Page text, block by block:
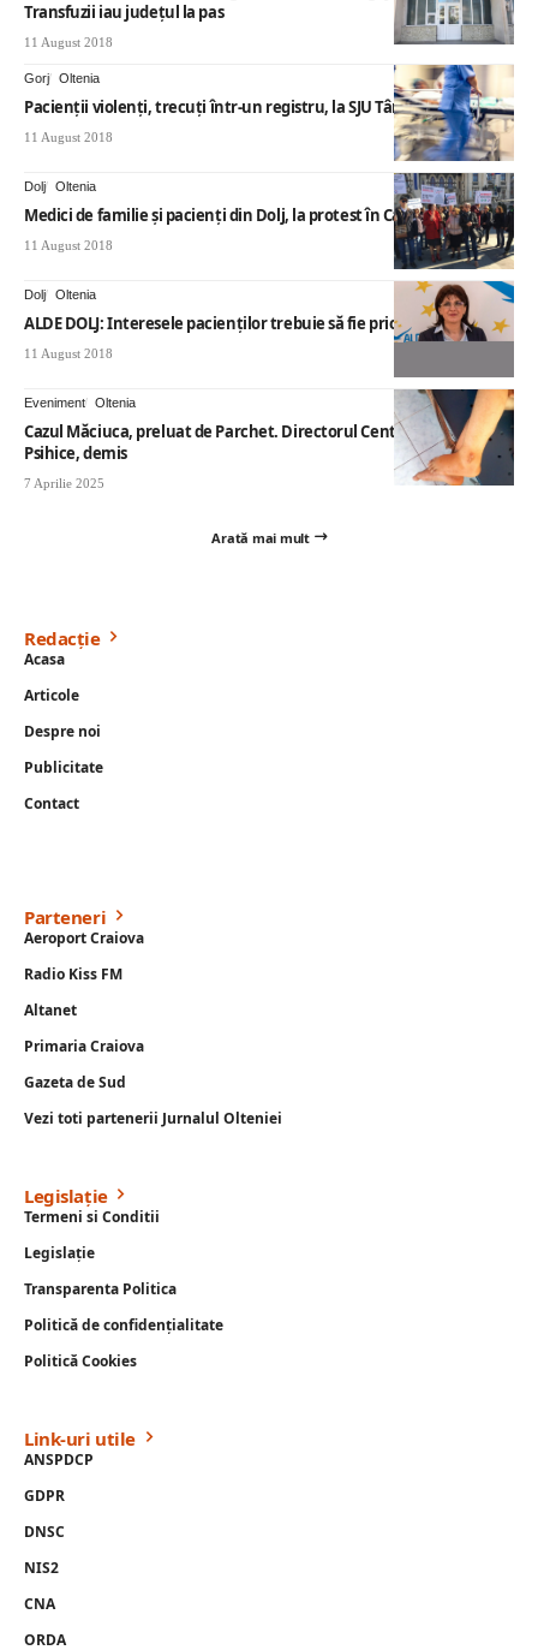
Transfuzii iau județul la pas
11 August 2018
Gorj Oltenia
Pacienţii violenţi, trecuţi într-un registru, la SJU Târgu Jiu
11 August 2018
Dolj Oltenia
Medici de familie și pacienți din Dolj, la protest în Capitală
11 August 2018
Dolj Oltenia
ALDE DOLJ: Interesele pacienţilor trebuie să fie prioritare
11 August 2018
Eveniment Oltenia
Cazul Măciuca, preluat de Parchet. Directorul Centrului de Boli
Psihice, demis
7 Aprilie 2025
Arată mai mult
Redacție
Acasa
Articole
Despre noi
Publicitate
Contact
Parteneri
Aeroport Craiova
Radio Kiss FM
Altanet
Primaria Craiova
Gazeta de Sud
Vezi toti partenerii Jurnalul Olteniei
Legislație
Termeni si Conditii
Legislație
Transparenta Politica
Politică de confidențialitate
Politică Cookies
Link-uri utile
ANSPDCP
GDPR
DNSC
NIS2
CNA
ORDA